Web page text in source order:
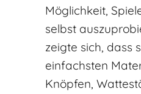
Möglichkeit,
selbst
zeigte sich, dass
einfachsten
Knöpfen,